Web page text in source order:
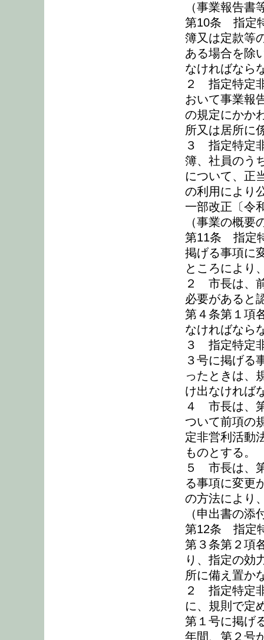
（事業報告書
第10条 指定
簿又は定款等
ある場合を除
なければなら
２ 指定特定
おいて事業報
の規定にかか
所又は居所に
３ 指定特定
簿、社員のう
について、正
の利用により
一部改正〔令
（事業の概要
第11条 指定
掲げる事項に
ところにより
２ 市長は、
必要があると
第４条第１項
なければなら
３ 指定特定
３号に掲げる
ったときは、
け出なければ
４ 市長は、
ついて前項の
定非営利活動
ものとする。
５ 市長は、
る事項に変更
の方法により
（申出書の
第12条 指定
第３条第２項
り、指定の効
所に備え置か
２ 指定特定
に、規則で定
第１号に掲げ
年間、第２号